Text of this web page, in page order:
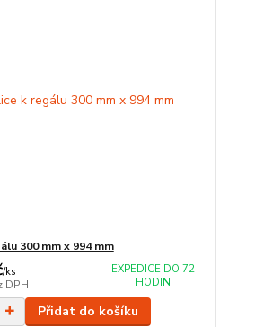
300 mm x 994 mm
/ks
DPH
EXPEDICE DO 72
HODIN
Přidat do košíku